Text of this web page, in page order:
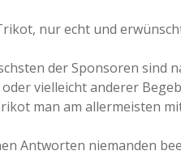
nur echt und
der Sponsoren sind
vielleicht anderer
man am allermeisten
Antworten niemanden